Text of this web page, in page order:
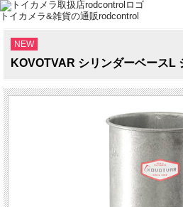
トイカメラ&雑貨の通販rodcontrol
NEW
KOVOTVAR シリンダーベースL